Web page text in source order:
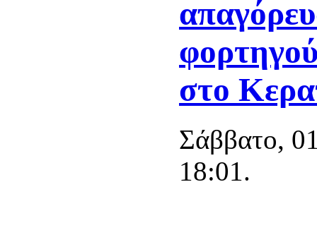
στο
Σάββατο,
18:01.